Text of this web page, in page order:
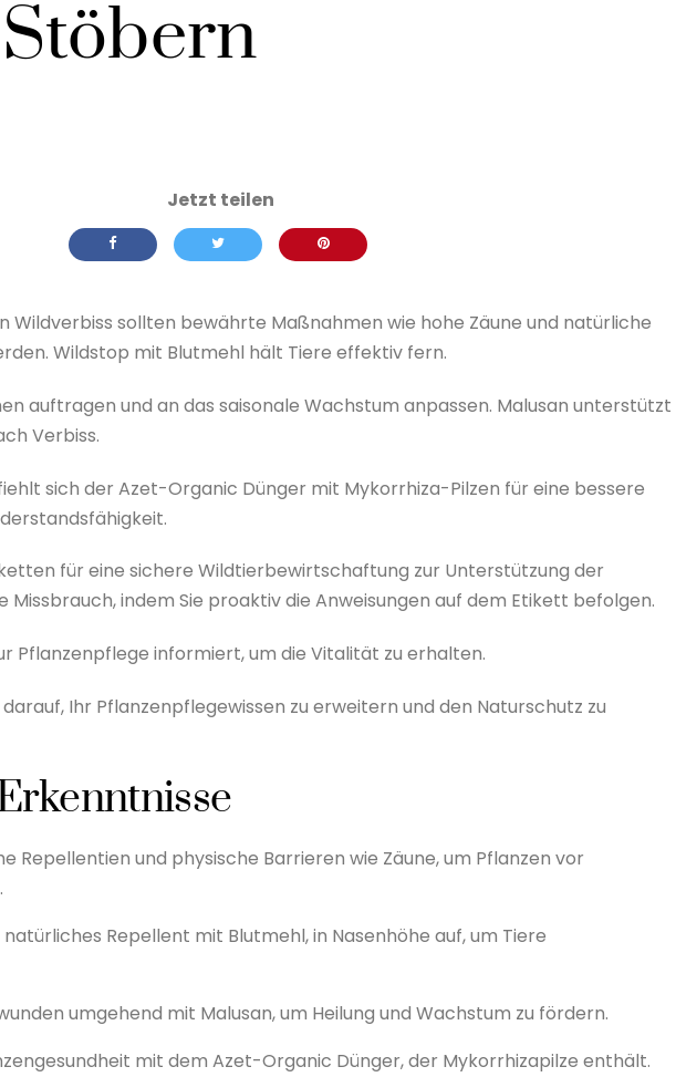
Wildverbiss sollten bewährte Maßnahmen wie hohe Zäune und natürliche
Wildstop mit Blutmehl hält Tiere effektiv fern.
auftragen und an das saisonale Wachstum anpassen. Malusan unterstützt
Verbiss.
sich der Azet-Organic Dünger mit Mykorrhiza-Pilzen für eine bessere
für eine sichere Wildtierbewirtschaftung zur Unterstützung der
Missbrauch, indem Sie proaktiv die Anweisungen auf dem Etikett befolgen.
Pflanzenpflege informiert, um die Vitalität zu erhalten.
Ihr Pflanzenpflegewissen zu erweitern und den Naturschutz zu
Repellentien und physische Barrieren wie Zäune, um Pflanzen vor
Repellent mit Blutmehl, in Nasenhöhe auf, um Tiere
umgehend mit Malusan, um Heilung und Wachstum zu fördern.
mit dem Azet-Organic Dünger, der Mykorrhizapilze enthält.